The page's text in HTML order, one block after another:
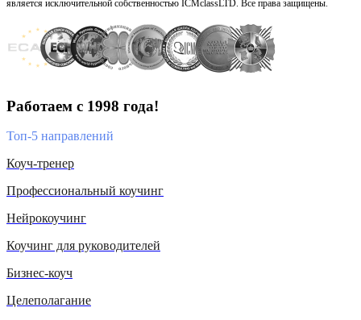
является исключительной собственностью ICMclassLTD. Все права защищены.
Работаем с 1998 года!
Топ-5 направлений
Коуч-тренер
Профессиональный коучинг
Нейрокоучинг
Коучинг для руководителей
Бизнес-коуч
Целеполагание